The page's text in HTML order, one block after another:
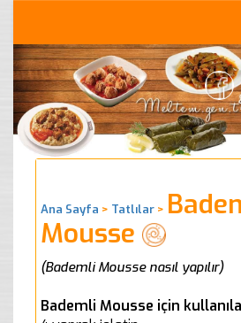
Ana Sayfa > Tatlılar >
Mousse
(Bademli Mousse nasıl yapılır)
Bademli Mousse için